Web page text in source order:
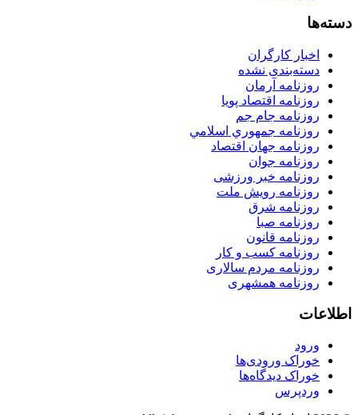
دسته‌ها
اخبار کارگران
دسته‌بندی نشده
روزنامه آرمان
روزنامه اقتصاد پویا
روزنامه جام جم
روزنامه جمهوري اسلامي
روزنامه جهان اقتصاد
روزنامه جوان
روزنامه خبر ورزشى
روزنامه رویش ملت
روزنامه شرق
روزنامه صبا
روزنامه قانون
روزنامه كسب و كار
روزنامه مردم سالاری
روزنامه همشهری
اطلاعات
ورود
خوراک ورودی‌ها
خوراک دیدگاه‌ها
وردپرس